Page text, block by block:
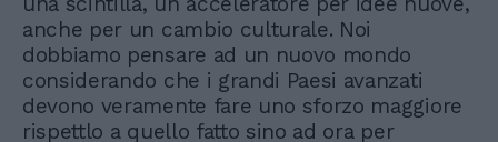
anche per un cambio culturale. Noi
dobbiamo pensare ad un nuovo mondo
considerando che i grandi Paesi avanzati
devono veramente fare uno sforzo maggiore
rispettlo a quello fatto sino ad ora per